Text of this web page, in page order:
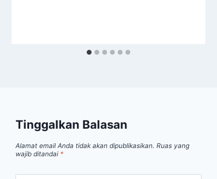
Tinggalkan Balasan
Alamat email Anda tidak akan dipublikasikan. Ruas yang
wajib ditandai *